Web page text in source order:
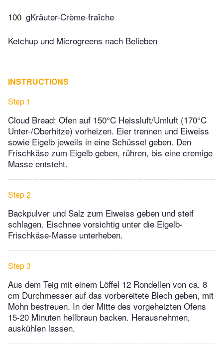
100 gKräuter-Crème-fraîche
Ketchup und Microgreens nach Belieben
INSTRUCTIONS
Step 1
Cloud Bread: Ofen auf 150°C Heissluft/Umluft (170°C
Unter-/Oberhitze) vorheizen. Eier trennen und Eiweiss
sowie Eigelb jeweils in eine Schüssel geben. Den
Frischkäse zum Eigelb geben, rühren, bis eine cremige
Masse entsteht.
Step 2
Backpulver und Salz zum Eiweiss geben und steif
schlagen. Eischnee vorsichtig unter die Eigelb-
Frischkäse-Masse unterheben.
Step 3
Aus dem Teig mit einem Löffel 12 Rondellen von ca. 8
cm Durchmesser auf das vorbereitete Blech geben, mit
Mohn bestreuen. In der Mitte des vorgeheizten Ofens
15-20 Minuten hellbraun backen. Herausnehmen,
auskühlen lassen.